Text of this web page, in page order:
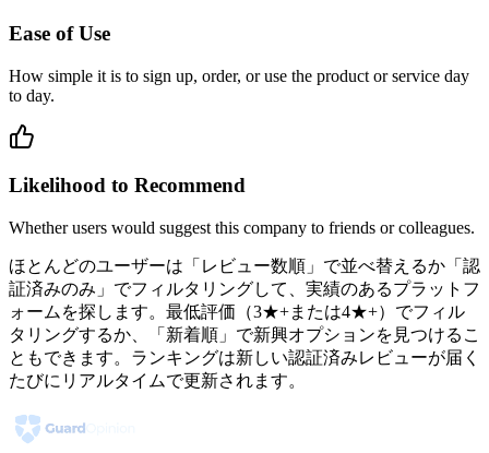
Ease of Use
How simple it is to sign up, order, or use the product or service day
to day.
Likelihood to Recommend
Whether users would suggest this company to friends or colleagues.
ほとんどのユーザーは「レビュー数順」で並べ替えるか「認
証済みのみ」でフィルタリングして、実績のあるプラットフ
ォームを探します。最低評価（3★+または4★+）でフィル
タリングするか、「新着順」で新興オプションを見つけるこ
ともできます。ランキングは新しい認証済みレビューが届く
たびにリアルタイムで更新されます。